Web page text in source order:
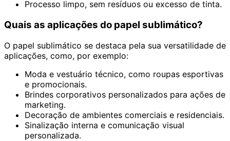
Processo limpo, sem resíduos ou excesso de tinta.
Quais as aplicações do papel sublimático?
O papel sublimático se destaca pela sua versatilidade de
aplicações, como, por exemplo:
Moda e vestuário técnico, como roupas esportivas
e promocionais.
Brindes corporativos personalizados para ações de
marketing.
Decoração de ambientes comerciais e residenciais.
Sinalização interna e comunicação visual
personalizada.